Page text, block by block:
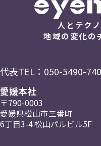
人とテク
地域の変化の
代表TEL： 050-5490-
愛媛本社
〒790-0003
愛媛県松山市三番町
6丁目3-4松山パルビル5F